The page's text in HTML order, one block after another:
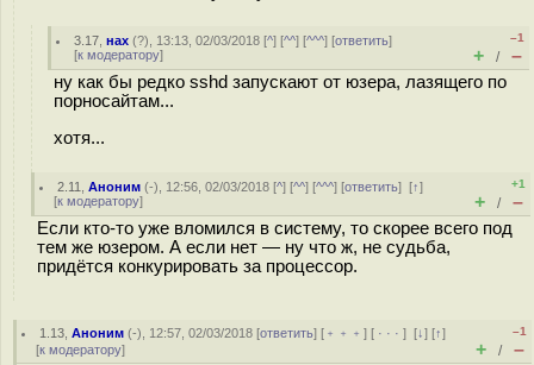
3.17 ,нах (?), 13:13, 02/03/2018 [^] [^^] [^^^] [ответить]
[к модератору]
–1
+ / –
ну как бы редко sshd запускают от юзера, лазящего по
порносайтам...
хотя...
2.11 ,Аноним (-), 12:56, 02/03/2018 [^] [^^] [^^^] [ответить][↑]
[к модератору]
+1
+ / –
Если кто-то уже вломился в систему, то скорее всего под
тем же юзером. А если нет — ну что ж, не судьба,
придётся конкурировать за процессор.
1.13 ,Аноним (-), 12:57, 02/03/2018 [ответить] [ ﹢﹢﹢] [ · · ·][↓] [↑]
[к модератору]
–1
+ / –